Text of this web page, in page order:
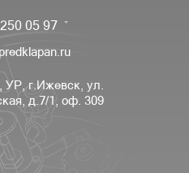
05 97
г.Ижевск, ул.
д.7/1, оф. 309